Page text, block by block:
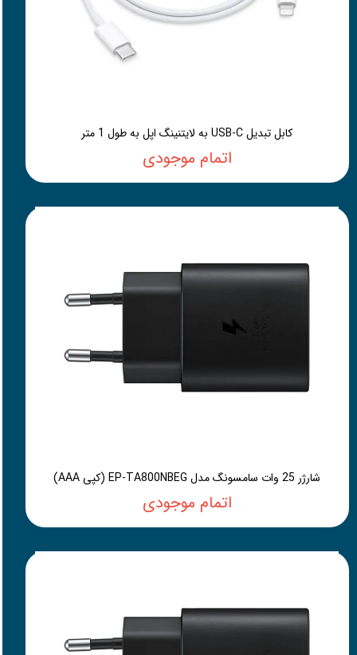
کابل تبدیل USB-C به لایتنینگ اپل به طول 1 متر
اتمام موجودی
شارژر 25 وات سامسونگ مدل EP-TA800NBEG (کپی AAA)
اتمام موجودی